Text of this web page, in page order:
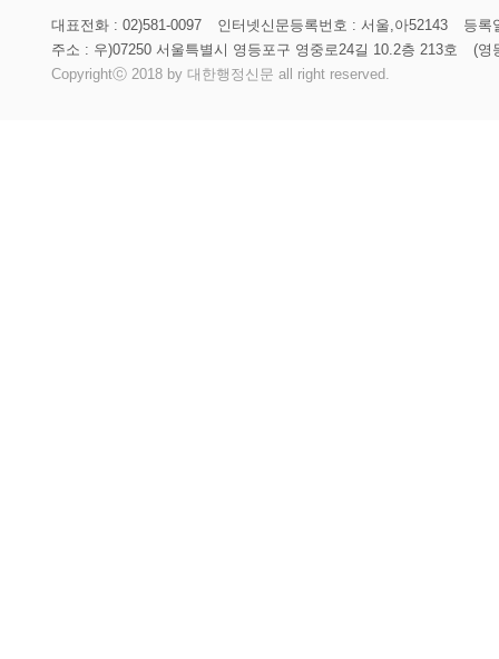
대표전화 : 02)581-0097 인터넷신문등록번호 : 서울,아52143
등록
주소 : 우)07250 서울특별시 영등포구 영중로24길 10.2층 213호
(영
Copyrightⓒ 2018 by 대한행정신문 all right reserved.